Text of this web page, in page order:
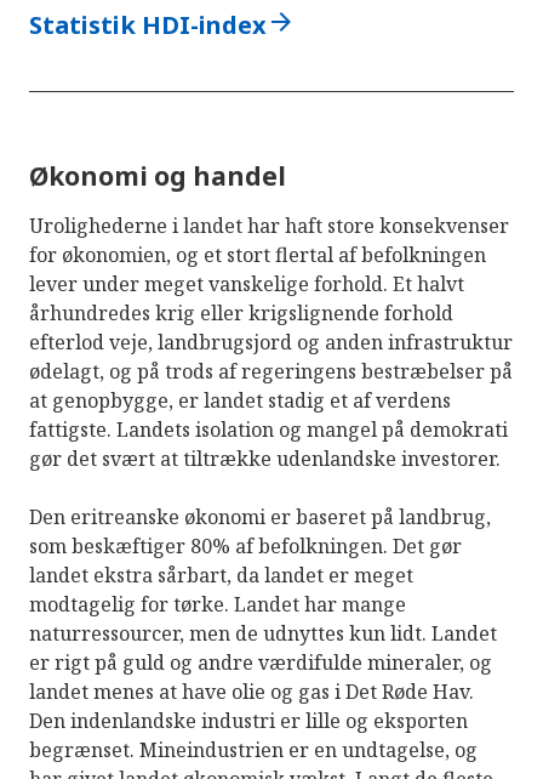
Statistik HDI-indexarrow_forward
Økonomi og handel
Urolighederne i landet har haft store konsekvenser
for økonomien, og et stort flertal af befolkningen
lever under meget vanskelige forhold. Et halvt
århundredes krig eller krigslignende forhold
efterlod veje, landbrugsjord og anden infrastruktur
ødelagt, og på trods af regeringens bestræbelser på
at genopbygge, er landet stadig et af verdens
fattigste. Landets isolation og mangel på demokrati
gør det svært at tiltrække udenlandske investorer.
Den eritreanske økonomi er baseret på landbrug,
som beskæftiger 80% af befolkningen. Det gør
landet ekstra sårbart, da landet er meget
modtagelig for tørke. Landet har mange
naturressourcer, men de udnyttes kun lidt. Landet
er rigt på guld og andre værdifulde mineraler, og
landet menes at have olie og gas i Det Røde Hav.
Den indenlandske industri er lille og eksporten
begrænset. Mineindustrien er en undtagelse, og